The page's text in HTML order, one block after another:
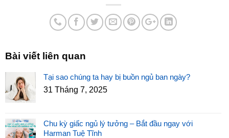
Bài viết liên quan
Tại sao chúng ta hay bị buồn ngủ ban ngày?
31 Tháng 7, 2025
Chu kỳ giấc ngủ lý tưởng – Bắt đầu ngay với
Harman Tuệ Tĩnh